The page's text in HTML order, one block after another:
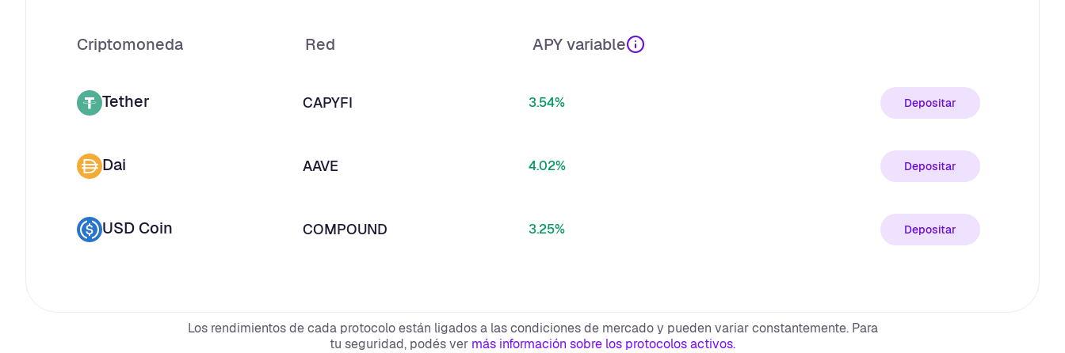
Criptomoneda Red APY variable
Tether CAPYFI 3.54% Depositar
Dai AAVE 4.02% Depositar
USD Coin COMPOUND 3.25% Depositar
Los rendimientos de cada protocolo están ligados a las condiciones de mercado y pueden variar constantemente. Para
tu seguridad, podés ver más información sobre los protocolos activos.